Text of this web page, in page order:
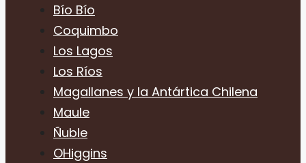
Bío Bío
Coquimbo
Los Lagos
Los Ríos
Magallanes y la Antártica Chilena
Maule
Ñuble
OHiggins